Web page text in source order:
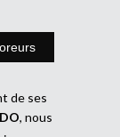
de ses
, nous